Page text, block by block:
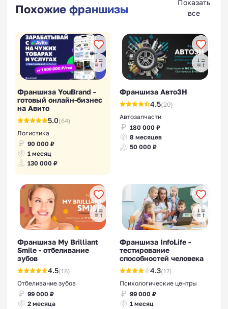
Франшизы солнечных
панелей
Франшизы для маленького
города
Франшизы для малого
бизнеса
Похожие франшизы
Показать
все
Франшиза YouBrand -
готовый онлайн-бизнес
на Авито
5.0(64)
Логистика
90 000 ₽
1 месяц
130 000 ₽
Франшиза Авто3Н
4.5(20)
Автозапчасти
180 000 ₽
8 месяцев
50 000 ₽
Франшиза My Brilliant
Smile - отбеливание
зубов
4.5(18)
Отбеливание зубов
99 000 ₽
2 месяца
Франшиза InfoLife -
тестирование
способностей человека
4.3(17)
Психологические центры
99 000 ₽
1 месяц